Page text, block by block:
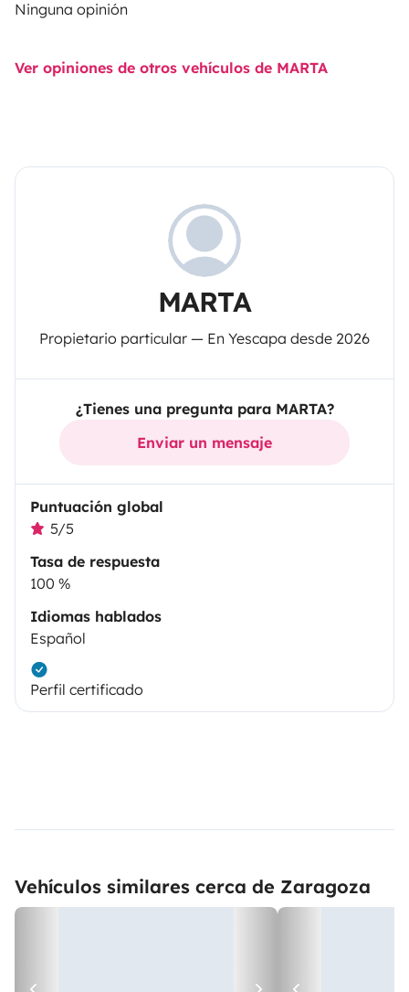
Ninguna opinión
Ver opiniones de otros vehículos de MARTA
MARTA
Propietario particular — En Yescapa desde 2026
¿Tienes una pregunta para MARTA?
Enviar un mensaje
Puntuación global
5/5
Tasa de respuesta
100 %
Idiomas hablados
Español
Perfil certificado
Vehículos similares cerca de Zaragoza